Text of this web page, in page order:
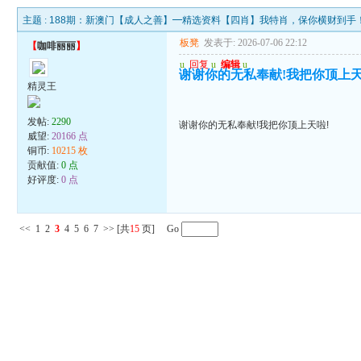
主题 : 188期：新澳门【成人之善】━精选资料【四肖】我特肖，保你横财到手
【咖啡丽丽】
精灵王
发帖:2290
威望:20166 点
铜币: 10215 枚
贡献值:0 点
好评度:0 点
板凳 发表于: 2026-07-06 22:12
u 回复 u 编辑 u
谢谢你的无私奉献!我把你顶上
谢谢你的无私奉献!我把你顶上天啦!
<< 1 2 3 4 5 6 7 >> [共15 页] Go